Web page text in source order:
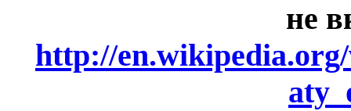
не
http://